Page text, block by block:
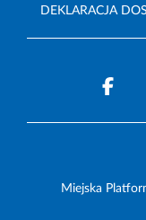
DEKLARACJA
Miejska